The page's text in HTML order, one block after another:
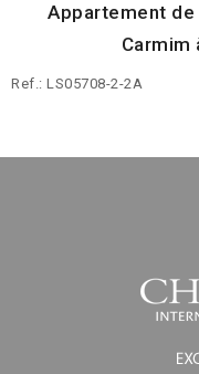
Appartement
Carmim
Ref.: LS05708-2-2A